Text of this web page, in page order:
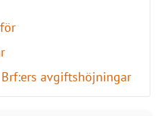
avgiftshöjningar